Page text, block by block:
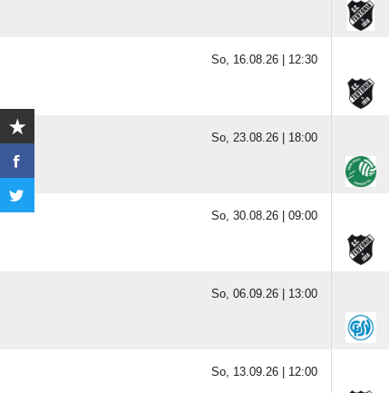
So, 16.08.26 | 12:30
So, 23.08.26 | 18:00
So, 30.08.26 | 09:00
So, 06.09.26 | 13:00
So, 13.09.26 | 12:00